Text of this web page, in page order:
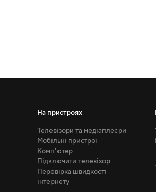
На пристроях
Телевізори та медіаплеєри
Мобільні пристрої
Комп'ютер
Підключити телевізор
Перевірка швидкості
інтернету